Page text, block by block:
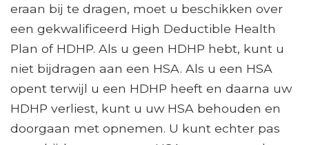
eraan bij te dragen, moet u beschikken over
een gekwalificeerd High Deductible Health
Plan of HDHP. Als u geen HDHP hebt, kunt u
niet bijdragen aan een HSA. Als u een HSA
opent terwijl u een HDHP heeft en daarna uw
HDHP verliest, kunt u uw HSA behouden en
doorgaan met opnemen. U kunt echter pas